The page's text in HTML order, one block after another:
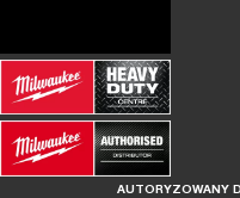
AUTORYZOWANY